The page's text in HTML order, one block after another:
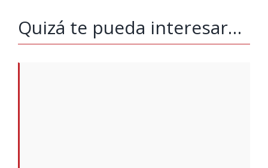
Quizá te pueda interesar…